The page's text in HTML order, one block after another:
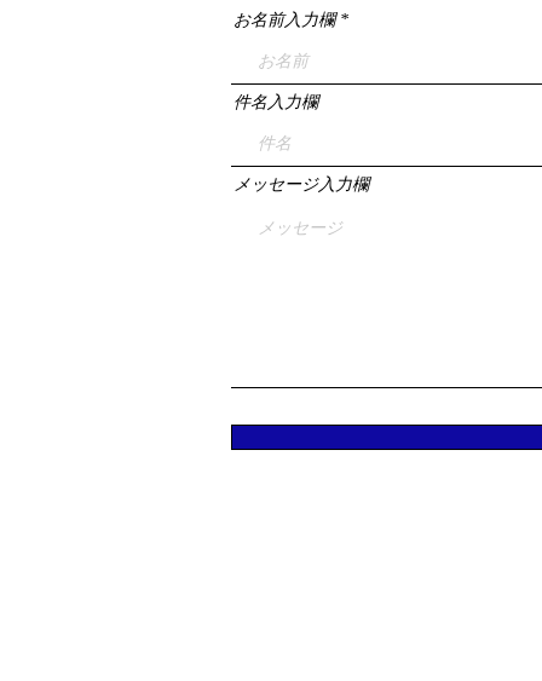
お名前入力欄
件名入力欄
メッセージ入力欄